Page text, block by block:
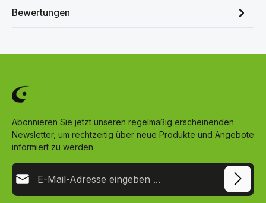
Bewertungen
Abonnieren Sie jetzt unseren regelmäßig erscheinenden
Newsletter, um rechtzeitig über neue Produkte und Angebote
informiert zu werden.
E-Mail-Adresse*